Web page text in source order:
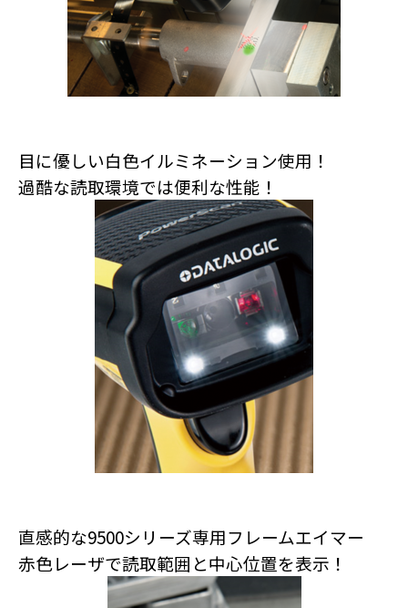
目に優しい白色イルミネーション使用！
過酷な読取環境では便利な性能！
直感的な9500シリーズ専用フレームエイマー
赤色レーザで読取範囲と中心位置を表示！